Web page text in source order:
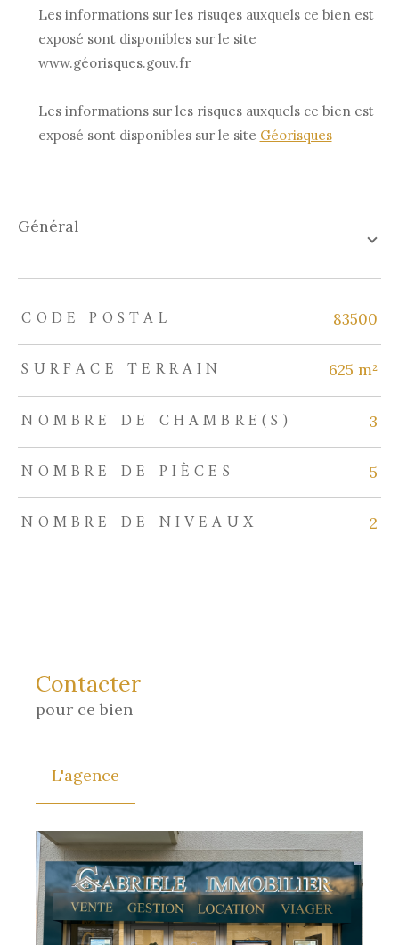
Les informations sur les risuqes auxquels ce bien est
exposé sont disponibles sur le site
www.géorisques.gouv.fr
Les informations sur les risques auxquels ce bien est
exposé sont disponibles sur le site Géorisques
général
TRAD_ZEPHYR_Caracteristique TRAD_ZEPHYR_Valeurs
CODE POSTAL 83500
SURFACE TERRAIN 625 m²
NOMBRE DE CHAMBRE(S) 3
NOMBRE DE PIÈCES 5
NOMBRE DE NIVEAUX 2
Contacter
pour ce bien
L'agence